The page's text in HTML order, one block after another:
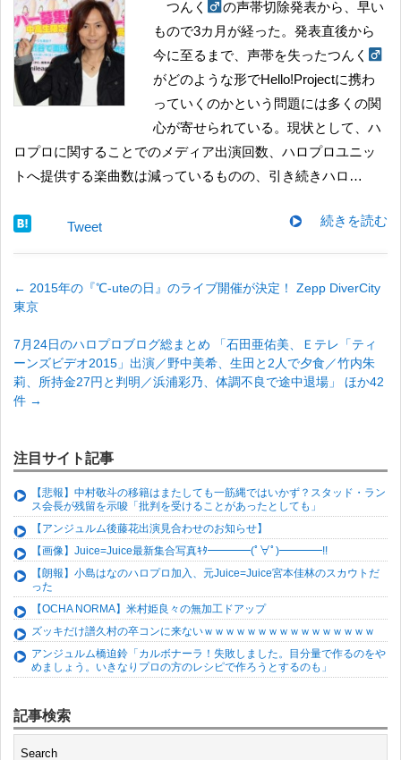
つんく
の声帯切除発表から、早い
もので3カ月が経った。発表直後から
今に至るまで、声帯を失ったつんく
がどのような形でHello!Projectに携わ
っていくのかという問題には多くの関
心が寄せられている。現状として、ハ
ロプロに関することでのメディア出演回数、ハロプロユニッ
トへ提供する楽曲数は減っているものの、引き続きハロ…
続きを読む
Tweet
← 2015年の『℃-uteの日』のライブ開催が決定！ Zepp DiverCity
東京
7月24日のハロプロブログ総まとめ 「石田亜佑美、Ｅテレ「ティ
ーンズビデオ2015」出演／野中美希、生田と2人で夕食／竹内朱
莉、所持金27円と判明／浜浦彩乃、体調不良で途中退場」 ほか42
件 →
注目サイト記事
【悲報】中村敬斗の移籍はまたしても一筋縄ではいかず？スタッド・ラン
ス会長が残留を示唆「批判を受けることがあったとしても」
【アンジュルム後藤花出演見合わせのお知らせ】
【画像】Juice=Juice最新集合写真ｷﾀ━━━━(ﾟ∀ﾟ)━━━━!!
【朗報】小島はなのハロプロ加入、元Juice=Juice宮本佳林のスカウトだ
った
【OCHA NORMA】米村姫良々の無加工ドアップ
ズッキだけ譜久村の卒コンに来ないｗｗｗｗｗｗｗｗｗｗｗｗｗｗｗｗ
アンジュルム橋迫鈴「カルボナーラ！失敗しました。目分量で作るのをや
めましょう。いきなりプロの方のレシピで作ろうとするのも」
記事検索